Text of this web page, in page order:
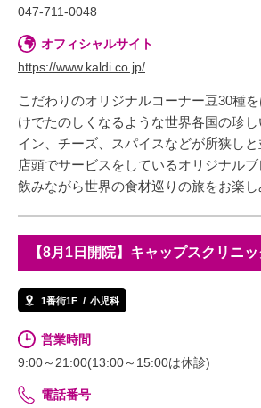
047-711-0048
オフィシャルサイト
https://www.kaldi.co.jp/
こだわりのオリジナルコーナー豆30種
けでたのしくなるような世界各国の珍
イン、チーズ、スパイスなどが所狭しと
店頭でサービスをしているオリジナル
飲みながら世界の食材巡りの旅をお楽し
【8月1日開院】キャップスクリニッ
1番街1F 小児科
営業時間
9:00～21:00(13:00～15:00は休診)
電話番号